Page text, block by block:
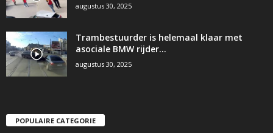
augustus 30, 2025
Trambestuurder is helemaal klaar met
asociale BMW rijder…
augustus 30, 2025
POPULAIRE CATEGORIE